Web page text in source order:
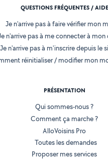
QUESTIONS FRÉQUENTES / AIDE
Je n'arrive pas à faire vérifier mon
n'arrive pas à me connecter à
Je n'arrive pas à m'inscrire depuis le
réinitialiser / modifier mon
PRÉSENTATION
Qui sommes-nous ?
Comment ça marche ?
AlloVoisins Pro
Toutes les demandes
Proposer mes services